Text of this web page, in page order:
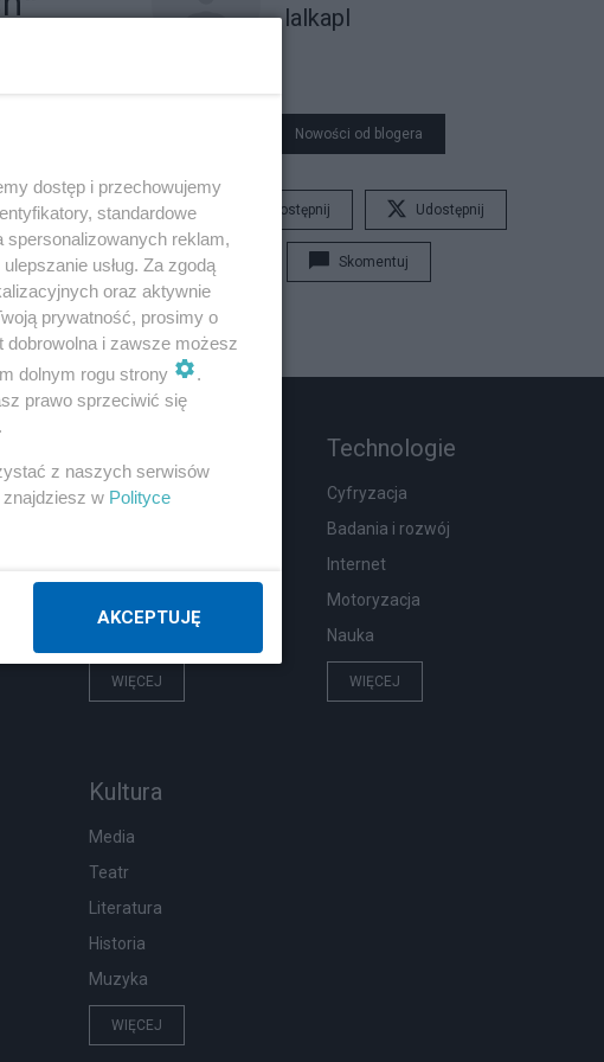
lalkapl
Nowości od blogera
Udostępnij Udostępnij
Skomentuj
Moda i uroda
WIĘCEJ
Technologie
Cyfryzacja
Badania i rozwój
Internet
Motoryzacja
Nauka
WIĘCEJ
Kultura
Media
Teatr
Literatura
Historia
Muzyka
WIĘCEJ
dostęp i przechowujemy
standardowe
spersonalizowanych reklam,
usług. Za zgodą
oraz aktywnie
prywatność, prosimy o
dobrowolna i zawsze możesz
dolnym rogu strony
.
prawo sprzeciwić się
z naszych serwisów
znajdziesz w Polityce
AKCEPTUJĘ